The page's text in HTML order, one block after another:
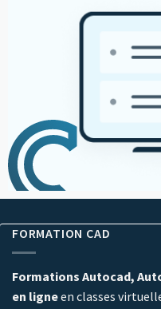
FORMATION CAD
Formations Autocad,
en ligneen classes